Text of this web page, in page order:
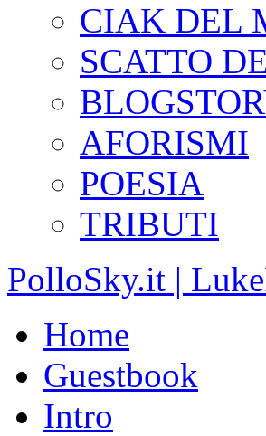
CIAK DEL
SCATTO
AFORISMI
POESIA
TRIBUTI
PolloSky.it |
Home
Guestbook
Intro